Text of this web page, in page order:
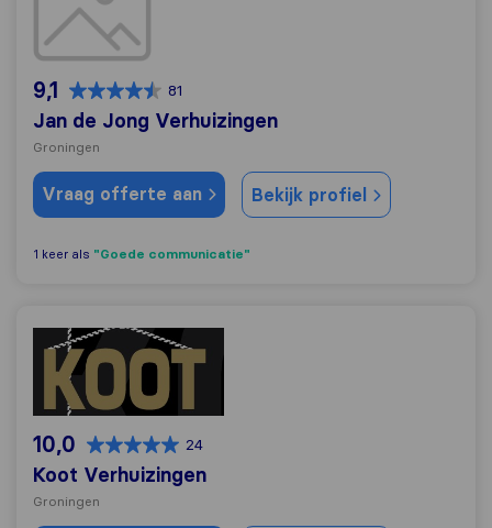
9,1 81
Jan de Jong Verhuizingen
Groningen
Vraag offerte aan Bekijk profiel
1 keer als "Goede communicatie"
Koot Verhuizingen
10,0 24
Koot Verhuizingen
Groningen